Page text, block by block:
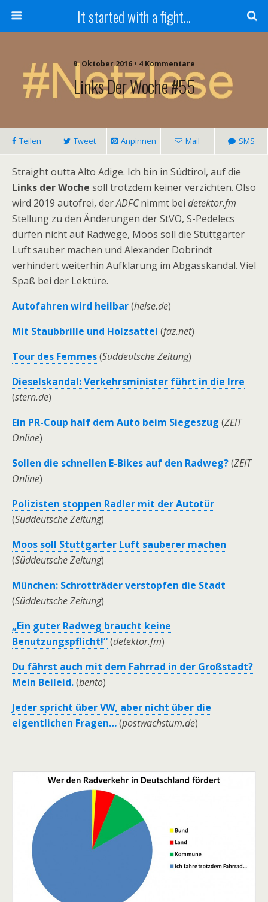
It started with a fight...
9. Oktober 2016 • 4 Kommentare
Links Der Woche #55
Teilen Tweet Anpinnen Mail SMS
Straight outta Alto Adige. Ich bin in Südtirol, auf die
Links der Woche soll trotzdem keiner verzichten. Olso
wird 2019 autofrei, derADFCnimmt bei detektor.fm
Stellung zu den Änderungen der StVO, S-Pedelecs
dürfen nicht auf Radwege, Moos soll die Stuttgarter
Luft sauber machen und Alexander Dobrindt
verhindert weiterhin Aufklärung im Abgasskandal. Viel
Spaß bei der Lektüre.
Autofahren wird heilbar(heise.de)
Mit Staubbrille und Holzsattel (faz.net)
Tour des Femmes(Süddeutsche Zeitung)
Dieselskandal: Verkehrsminister führt in die Irre
(stern.de)
Ein PR-Coup half dem Auto beim Siegeszug (ZEIT
Online)
Sollen die schnellen E-Bikes auf den Radweg?(ZEIT
Online)
Polizisten stoppen Radler mit der Autotür
(Süddeutsche Zeitung)
Moos soll Stuttgarter Luft sauberer machen
(Süddeutsche Zeitung)
München: Schrotträder verstopfen die Stadt
(Süddeutsche Zeitung)
„Ein guter Radweg braucht keine
Benutzungspflicht!“(detektor.fm)
Du fährst auch mit dem Fahrrad in der Großstadt?
Mein Beileid.(bento)
Jeder spricht über VW, aber nicht über die
eigentlichen Fragen…(postwachstum.de)